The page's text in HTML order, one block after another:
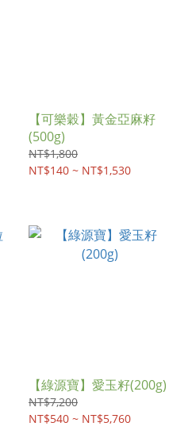
【可樂穀】黃金亞麻籽
(500g)
NT$1,800
NT$140 ~ NT$1,530
【綠源寶】愛玉籽(200g)
NT$7,200
NT$540 ~ NT$5,760